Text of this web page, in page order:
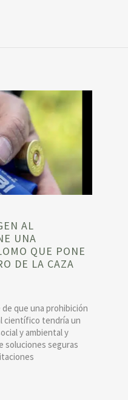
AL
UNA
QUE PONE
DE LA CAZA
que una prohibición
científico tendría un
y ambiental y
soluciones seguras